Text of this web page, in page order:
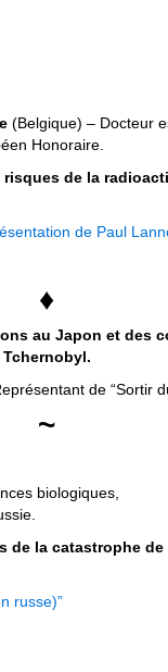
(Belgique) – Docteur
Honoraire.
risques de la
de Paul
♦
au Japon et des
Tchernobyl.
de “Sortir
~
biologiques,
de la catastrophe de
russe)”